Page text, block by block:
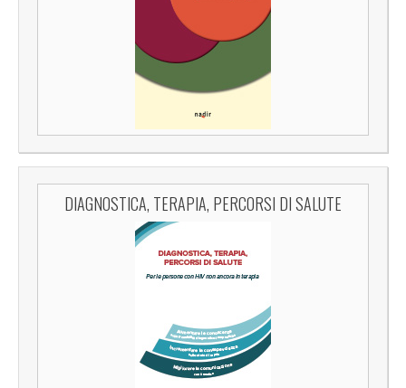
DIAGNOSTICA, TERAPIA, PERCORSI DI SALUTE